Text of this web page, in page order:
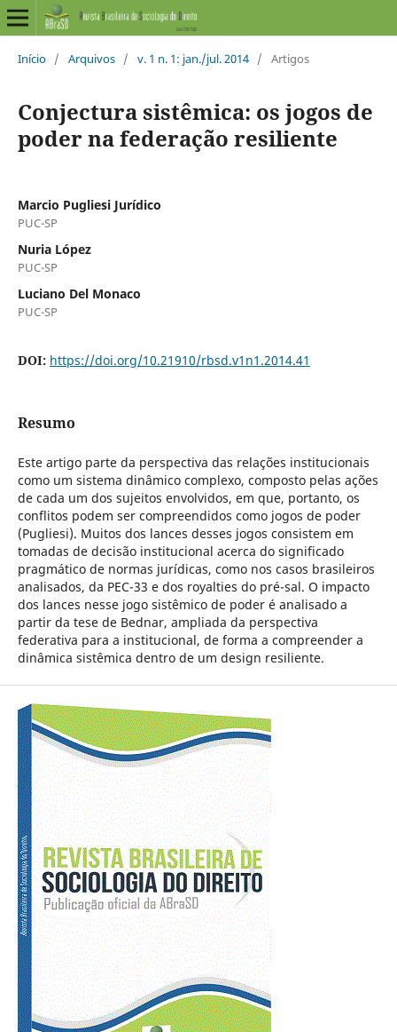
Início / Arquivos / v. 1 n. 1: jan./jul. 2014 / Artigos
Conjectura sistêmica: os jogos de
poder na federação resiliente
Marcio Pugliesi Jurídico
PUC-SP
Nuria López
PUC-SP
Luciano Del Monaco
PUC-SP
DOI: https://doi.org/10.21910/rbsd.v1n1.2014.41
Resumo
Este artigo parte da perspectiva das relações institucionais
como um sistema dinâmico complexo, composto pelas ações
de cada um dos sujeitos envolvidos, em que, portanto, os
conflitos podem ser compreendidos como jogos de poder
(Pugliesi). Muitos dos lances desses jogos consistem em
tomadas de decisão institucional acerca do significado
pragmático de normas jurídicas, como nos casos brasileiros
analisados, da PEC-33 e dos royalties do pré-sal. O impacto
dos lances nesse jogo sistêmico de poder é analisado a
partir da tese de Bednar, ampliada da perspectiva
federativa para a institucional, de forma a compreender a
dinâmica sistêmica dentro de um design resiliente.